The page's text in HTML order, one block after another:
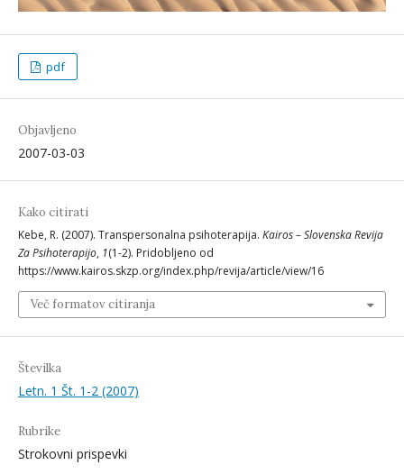
pdf
Objavljeno
2007-03-03
Kako citirati
Kebe, R. (2007). Transpersonalna psihoterapija. Kairos – Slovenska Revija
Za Psihoterapijo, 1(1-2). Pridobljeno od
https://www.kairos.skzp.org/index.php/revija/article/view/16
Več formatov citiranja
Številka
Letn. 1 Št. 1-2 (2007)
Rubrike
Strokovni prispevki